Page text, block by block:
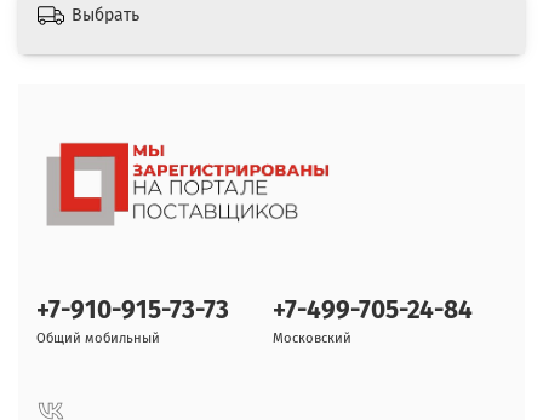
Выбрать
+7-910-915-73-73
Общий мобильный
+7-499-705-24-84
Московский